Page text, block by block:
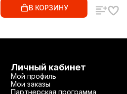
В КОРЗИНУ
Личный кабинет
Мой профиль
Мои заказы
Партнерская программа